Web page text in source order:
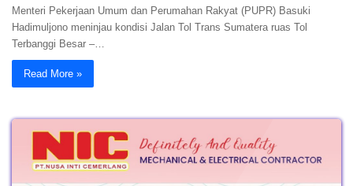
Menteri Pekerjaan Umum dan Perumahan Rakyat (PUPR) Basuki
Hadimuljono meninjau kondisi Jalan Tol Trans Sumatera ruas Tol
Terbanggi Besar –…
Read More »